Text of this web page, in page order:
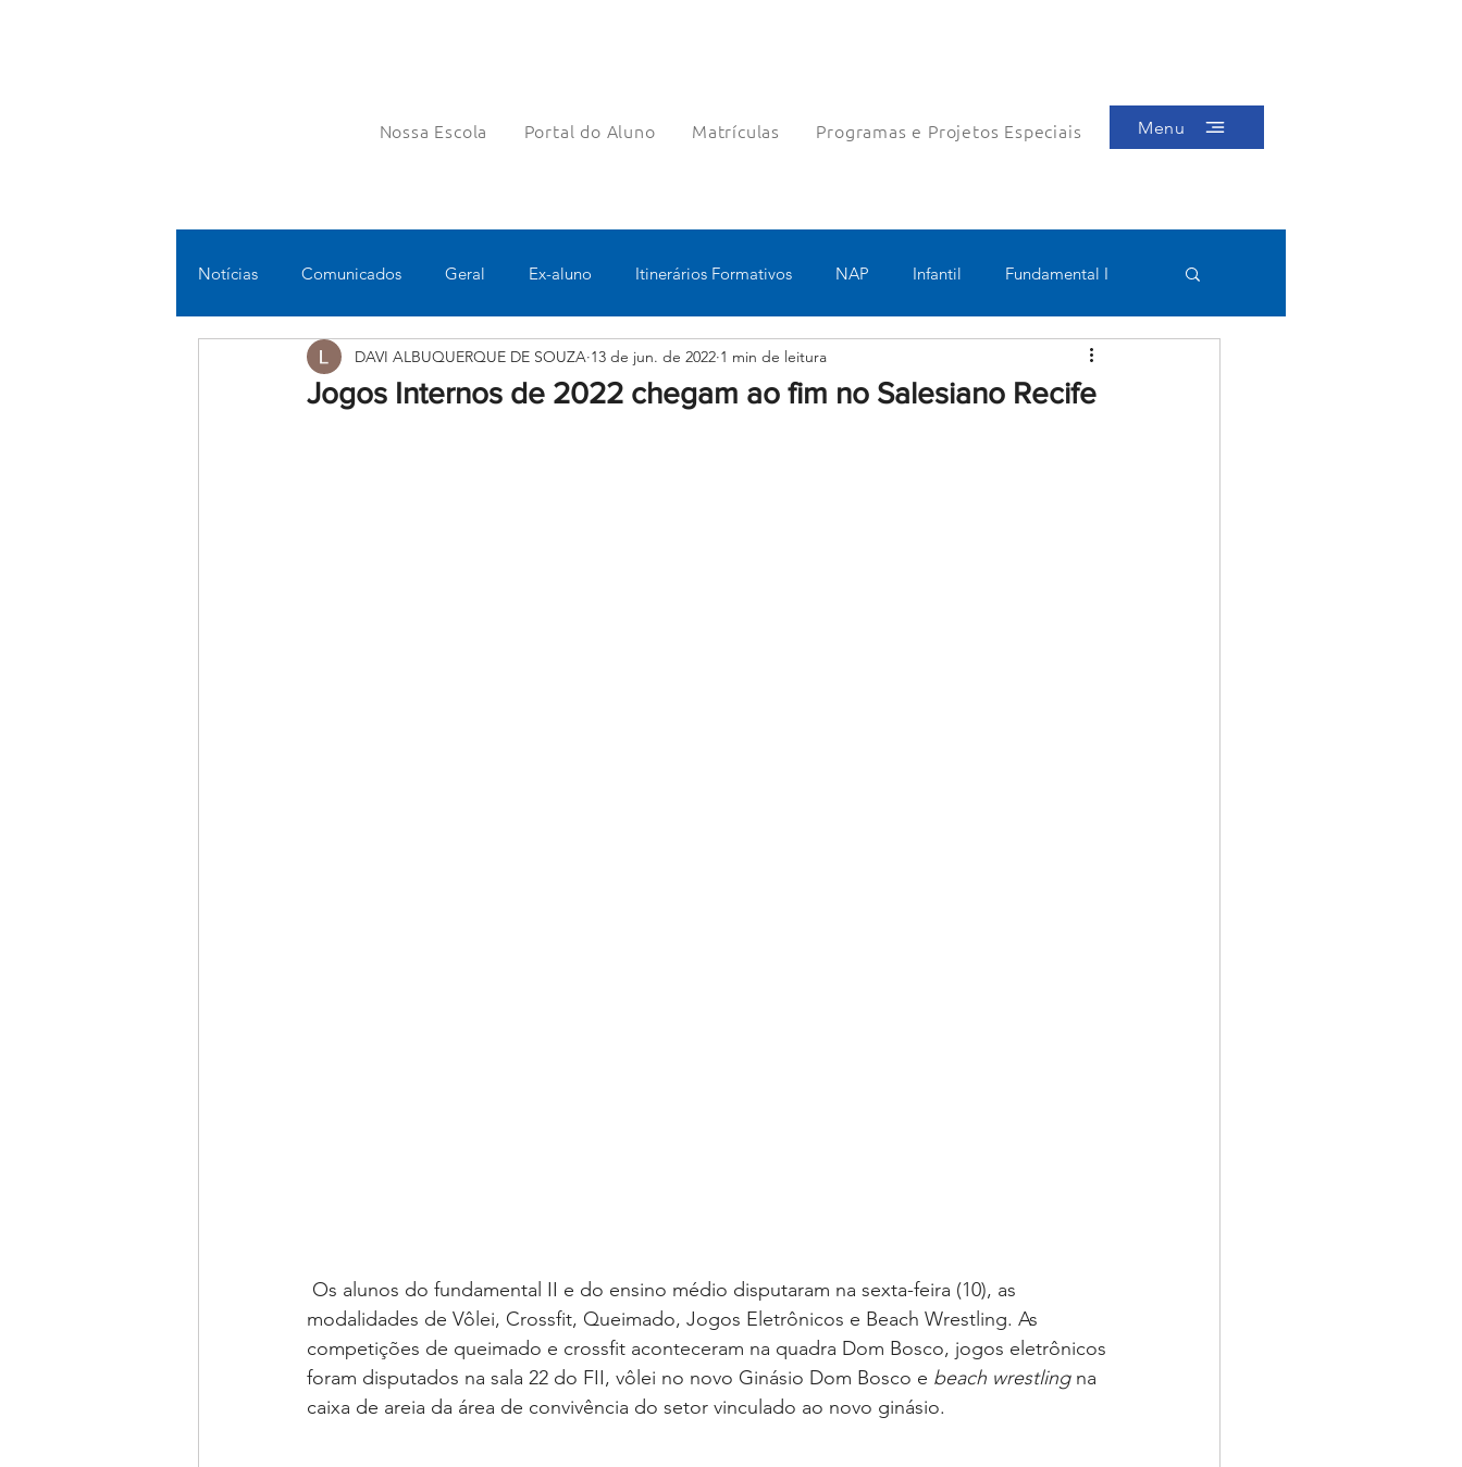
Nossa Escola Portal do Aluno Matrículas Programas e Projetos Especiais Menu
Notícias Comunicados Geral Ex-aluno Itinerários Formativos NAP Infantil Fundamental I
Fundamental II Ensino Médio Pastoral Esportes Turno Integral
Jogos Internos de 2022 chegam ao fim no Salesiano Recife
DAVI ALBUQUERQUE DE SOUZA 13 de jun. de 2022 1 min de leitura
modalidades de Vôlei, Crossfit, Queimado, Jogos Eletrônicos e Beach Wrestling. As
competições de queimado e crossfit aconteceram na quadra Dom Bosco, jogos eletrônicos
foram disputados na sala 22 do FII, vôlei no novo Ginásio Dom Bosco e beach wrestling na
caixa de areia da área de convivência do setor vinculado ao novo ginásio.